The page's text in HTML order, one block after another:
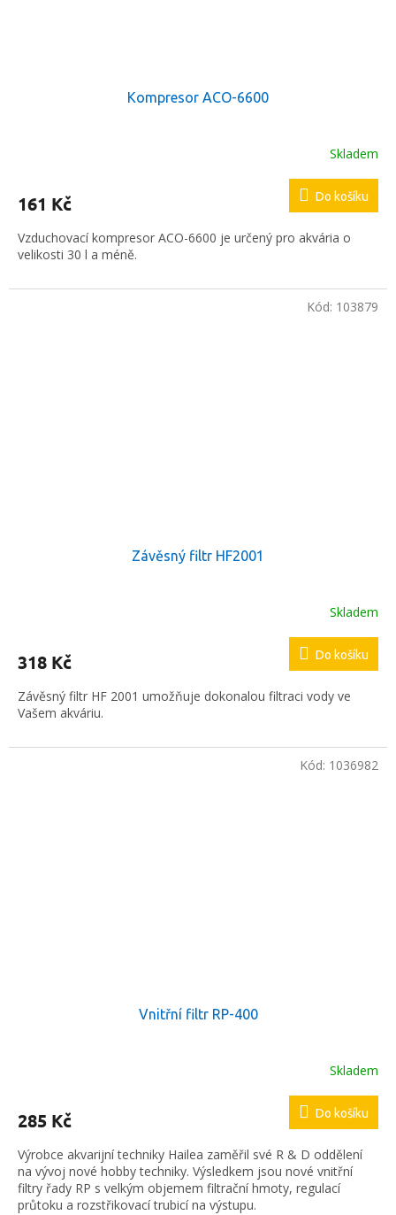
Kompresor ACO-6600
Skladem
161 Kč Do košíku
Vzduchovací kompresor ACO-6600 je určený pro akvária o
velikosti 30 l a méně.
Závěsný filtr HF2001
Skladem
318 Kč Do košíku
Závěsný filtr HF 2001 umožňuje dokonalou filtraci vody ve
Vašem akváriu.
Kód: 103879
Vnitřní filtr RP-400
Skladem
285 Kč Do košíku
Výrobce akvarijní techniky Hailea zaměřil své R & D oddělení
na vývoj nové hobby techniky. Výsledkem jsou nové vnitřní
filtry řady RP s velkým objemem filtrační hmoty, regulací
průtoku a rozstřikovací trubicí na výstupu.
Kód: 1036982